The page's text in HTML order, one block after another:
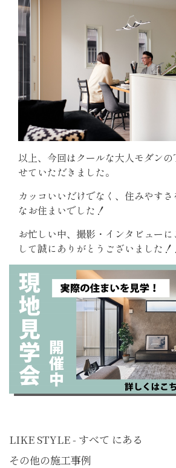
以上、今回はクールな大人モダン
せていただきました。
カッコいいだけでなく、住みやす
なお住まいでした！
お忙しい中、撮影・インタビューに
して誠にありがとうございました！
LIKE STYLE - すべて にある
その他の施工事例